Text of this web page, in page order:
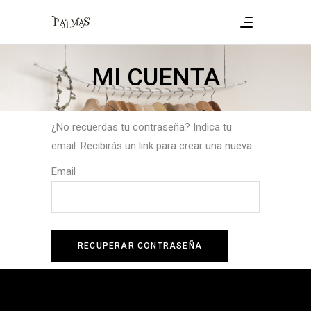
MI CUENTA
¿No recuerdas tu contraseña? Indica tu
email. Recibirás un link para crear una nueva.
Email
RECUPERAR CONTRASEÑA